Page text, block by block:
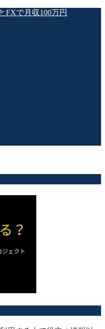
FXで月収100万円